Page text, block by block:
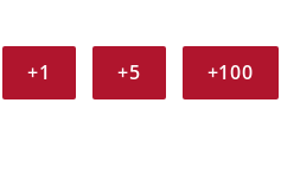
+1 +5 +100